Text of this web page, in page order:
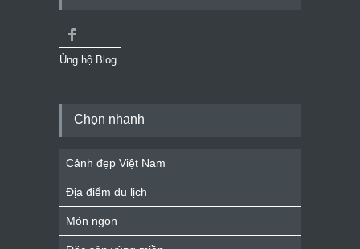
Ủng hộ Blog
Chọn nhanh
Cảnh đẹp Việt Nam
Địa điểm du lịch
Món ngon